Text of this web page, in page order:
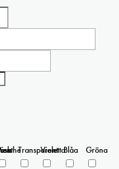
Transparent
ViolettaBlåa Gröna